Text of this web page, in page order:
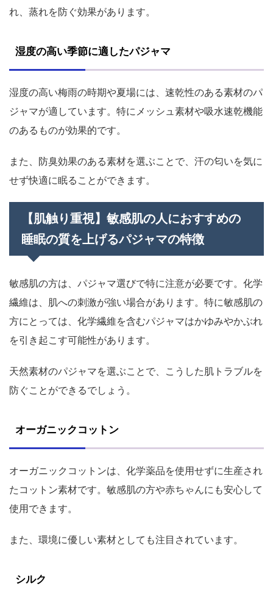
れ、蒸れを防ぐ効果があります。
湿度の高い季節に適したパジャマ
湿度の高い梅雨の時期や夏場には、速乾性のある素材のパ
ジャマが適しています。特にメッシュ素材や吸水速乾機能
のあるものが効果的です。
また、防臭効果のある素材を選ぶことで、汗の匂いを気に
せず快適に眠ることができます。
【肌触り重視】敏感肌の人におすすめの
睡眠の質を上げるパジャマの特徴
敏感肌の方は、パジャマ選びで特に注意が必要です。化学
繊維は、肌への刺激が強い場合があります。特に敏感肌の
方にとっては、化学繊維を含むパジャマはかゆみやかぶれ
を引き起こす可能性があります。
天然素材のパジャマを選ぶことで、こうした肌トラブルを
防ぐことができるでしょう。
オーガニックコットン
オーガニックコットンは、化学薬品を使用せずに生産され
たコットン素材です。敏感肌の方や赤ちゃんにも安心して
使用できます。
また、環境に優しい素材としても注目されています。
シルク